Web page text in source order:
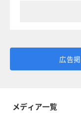
広告
メディア一覧